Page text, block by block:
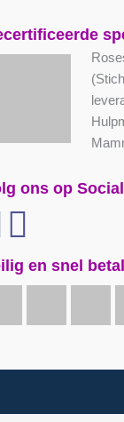
ons op
en snel